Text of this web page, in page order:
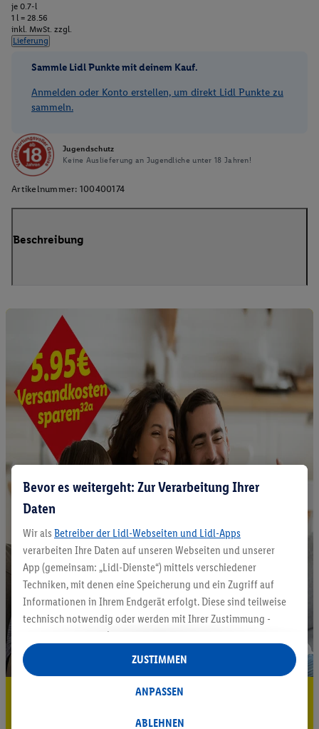
je 0.7-l
1 l = 28.56
inkl. MwSt. zzgl.
Lieferung
Sammle Lidl Punkte mit deinem Kauf.
Anmelden oder Konto erstellen, um direkt Lidl Punkte zu
sammeln.
Jugendschutz
Keine Auslieferung an Jugendliche unter 18 Jahren!
Artikelnummer: 100400174
Beschreibung
5.95 € Versand sparen³²ᵃ
Jetzt zum Newsletter anmelden
Bevor es weitergeht: Zur Verarbeitung Ihrer
Daten
Wir als Betreiber der Lidl-Webseiten und Lidl-Apps
verarbeiten Ihre Daten auf unseren Webseiten und unserer
App (gemeinsam: „Lidl-Dienste“) mittels verschiedener
Techniken, mit denen eine Speicherung und ein Zugriff auf
Informationen in Ihrem Endgerät erfolgt. Diese sind teilweise
technisch notwendig oder werden mit Ihrer Zustimmung -
auch durch Partner (u.a.
Verantwortliche; im Zusammenhang mit dem IAB TCF
insgesamt
Statistik-Erstellung oder für personalisierte Werbung
Datenverarbeitungen für personalisierte Werbung werden
ABLEHNEN
ANPASSEN
ZUSTIMMEN